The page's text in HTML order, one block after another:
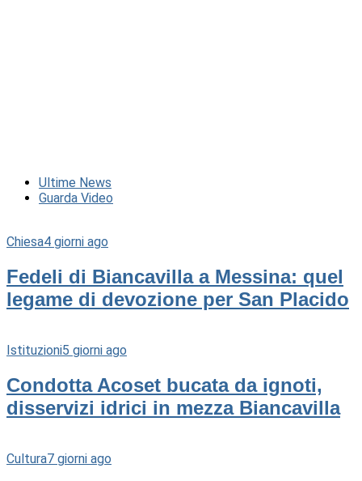
Ultime News
Guarda Video
Chiesa4 giorni ago
Fedeli di Biancavilla a Messina: quel
legame di devozione per San Placido
Istituzioni5 giorni ago
Condotta Acoset bucata da ignoti,
disservizi idrici in mezza Biancavilla
Cultura7 giorni ago